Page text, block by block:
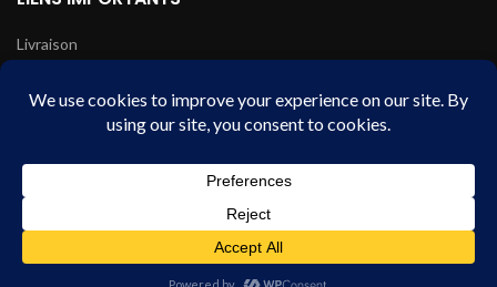
Livraison
Conditions de vente
Fatal Expert - HDB